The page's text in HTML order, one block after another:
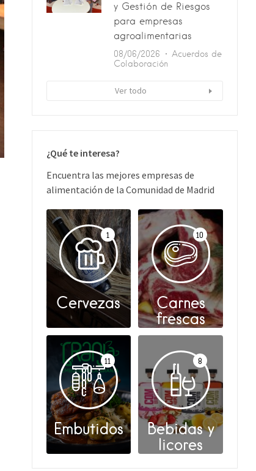
y Gestión de Riesgos
para empresas
agroalimentarias
08/06/2026
Acuerdos de
Colaboración
Ver todo
¿Qué te interesa?
Encuentra las mejores empresas de
alimentación de la Comunidad de Madrid
1
Cervezas
10
Carnes
frescas
11
Embutidos
8
Bebidas y
licores